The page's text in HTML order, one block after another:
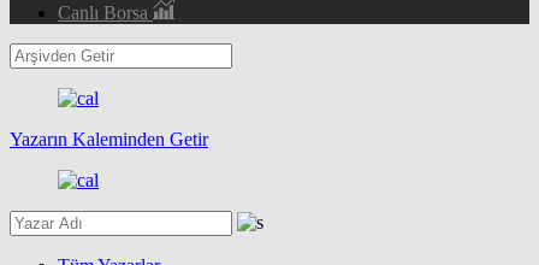
Canlı Borsa
Yazarın Kaleminden Getir